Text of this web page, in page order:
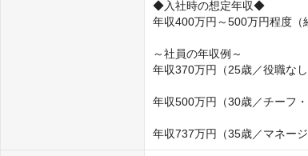
◆入社時の想定年収◆
年収400万円～500万円程度（
～社員の年収例～
年収370万円（25歳／役職なし
年収500万円（30歳／チーフ
年収737万円（35歳／マネージ